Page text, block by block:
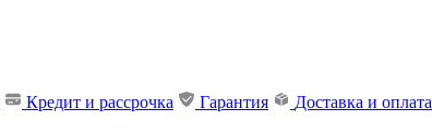
Кредит и рассрочка Гарантия Доставка и оплата